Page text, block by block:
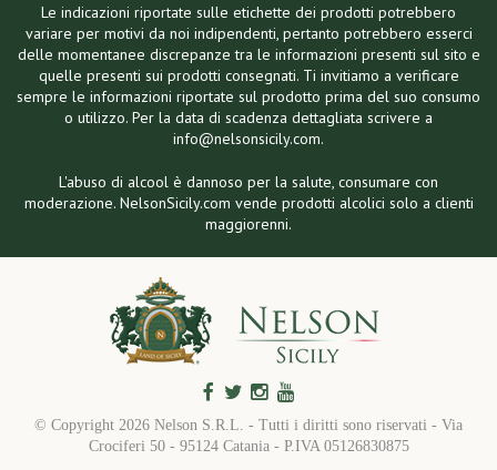
Le indicazioni riportate sulle etichette dei prodotti potrebbero
variare per motivi da noi indipendenti, pertanto potrebbero esserci
delle momentanee discrepanze tra le informazioni presenti sul sito e
quelle presenti sui prodotti consegnati. Ti invitiamo a verificare
sempre le informazioni riportate sul prodotto prima del suo consumo
o utilizzo. Per la data di scadenza dettagliata scrivere a
info@nelsonsicily.com.
L'abuso di alcool è dannoso per la salute, consumare con
moderazione. NelsonSicily.com vende prodotti alcolici solo a clienti
maggiorenni.
© Copyright 2026 Nelson S.R.L. - Tutti i diritti sono riservati - Via
Crociferi 50 - 95124 Catania - P.IVA 05126830875